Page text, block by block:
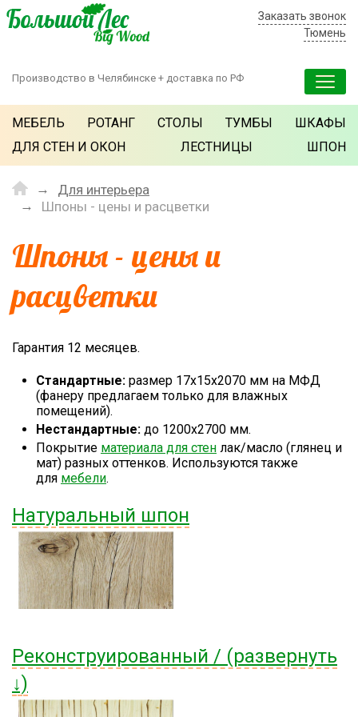
Производство в Челябинске + доставка по РФ
Заказать звонок
Тюмень
МЕБЕЛЬ РОТАНГ СТОЛЫ ТУМБЫ
ШКАФЫ
ДЛЯ СТЕН И ОКОН
ЛЕСТНИЦЫ ШПОН
Для интерьера
Шпоны - цены и расцветки
Шпоны - цены и
расцветки
Гарантия 12 месяцев.
Стандартные: размер 17х15х2070 мм на МФД
(фанеру предлагаем только для влажных
помещений).
Нестандартные: до 1200х2700 мм.
Покрытие материала для стен лак/масло (глянец и
мат) разных оттенков. Используются также
для мебели.
Натуральный шпон
Дуб Retro
Реконструированный / (развернуть
↓)